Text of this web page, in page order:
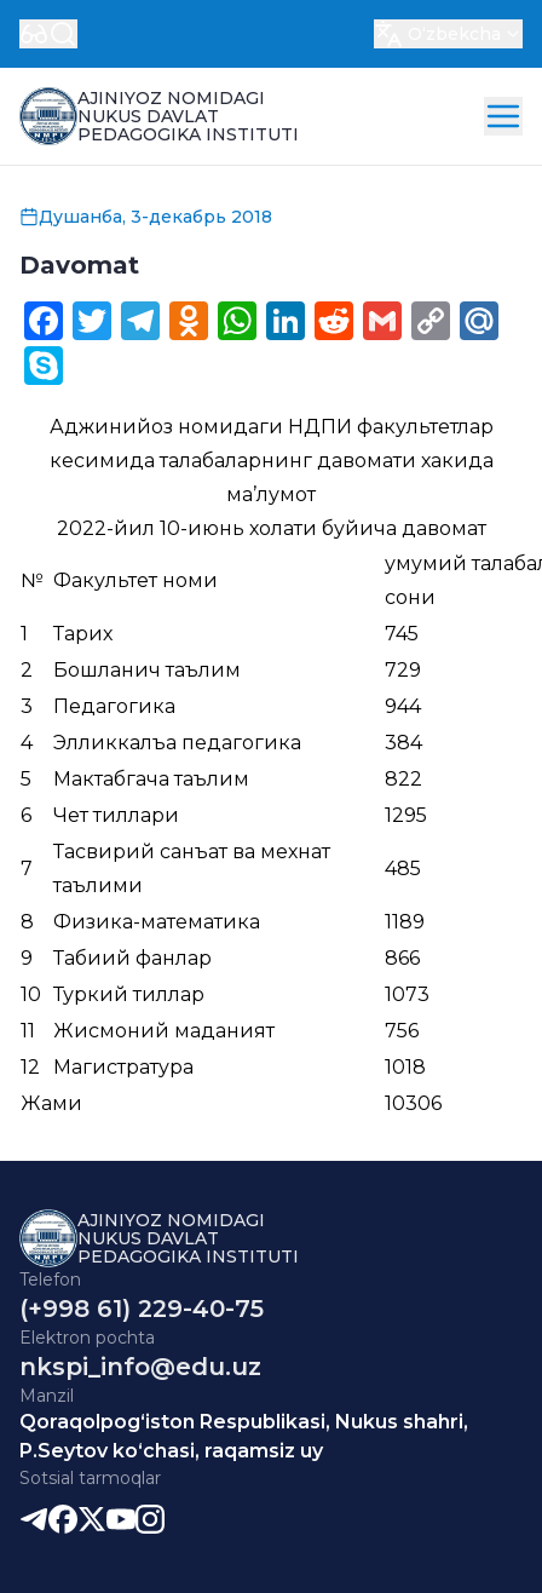
AJINIYOZ NOMIDAGI
NUKUS DAVLAT
PEDAGOGIKA INSTITUTI
Душанба, 3-декабрь 2018
Davomat
Facebook
Twitter
Telegram
Odnoklassniki
WhatsApp
LinkedIn
Reddit
Gmail
Аджинийоз номидаги НДПИ факультетлар
кесимида талабаларнинг давомати хакида
ма’лумот
2022-йил 10-июнь холати буйича давомат
№ Факультет номи
умумий
сони
1
Тарих
745
2
Бошланғич таълим
729
3
Педагогика
944
4
Элликкалъа педагогика
384
5
Мактабгача таълим
822
6
Чет тиллари 1295
7
Тасвирий санъат ва мехнат
таълими
485
8 Физика-математика
1189
9
Табиий фанлар
866
10 Туркий тиллар
1073
11
Жисмоний маданият
756
12
Магистратура
1018
Жами
10306
AJINIYOZ NOMIDAGI
NUKUS DAVLAT
PEDAGOGIKA INSTITUTI
Telefon
(+998 61) 229-40-75
Elektron pochta
nkspi_info@edu.uz
Manzil
Qoraqolpog‘iston Respublikasi, Nukus shahri,
P.Seytov ko‘chasi, raqamsiz uy
Sotsial tarmoqlar